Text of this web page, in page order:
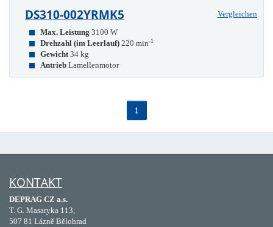
DS310-002YRMK5
Vergleichen
Max. Leistung 3100 W
Drehzahl (im Leerlauf) 220 min-1
Gewicht 34 kg
Antrieb Lamellenmotor
1
KONTAKT
DEPRAG CZ a.s.
T. G. Masaryka 113,
507 81 Lázně Bělohrad